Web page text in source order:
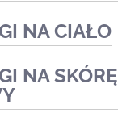
NA CIAŁO
kosmetyczne
medyczne
NA SKÓRĘ